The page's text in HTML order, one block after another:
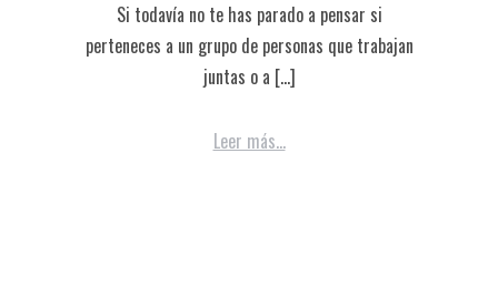
Si todavía no te has parado a pensar si
perteneces a un grupo de personas que trabajan
juntas o a […]
Leer más...